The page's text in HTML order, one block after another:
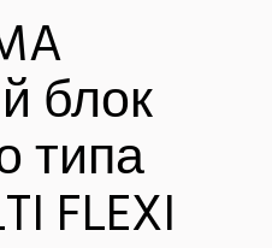
блок
типа
FLEXI